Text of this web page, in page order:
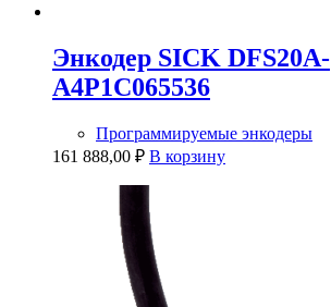
Энкодер SICK DFS20A-
A4P1C065536
Программируемые энкодеры
161 888,00 ₽ В корзину